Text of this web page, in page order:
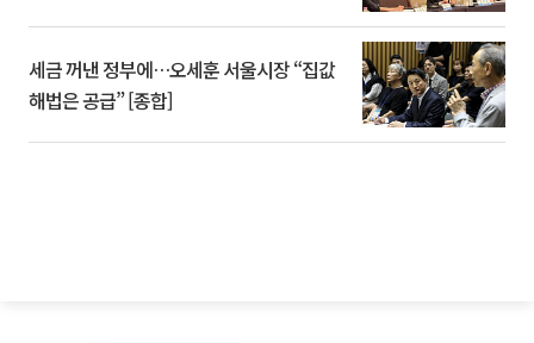
세금 꺼낸 정부에…오세훈 서울시장 “집값
해법은 공급” [종합]